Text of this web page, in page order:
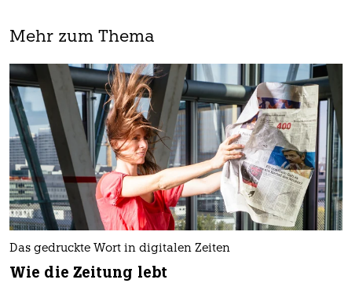
Mehr zum Thema
Das gedruckte Wort in digitalen Zeiten
Wie die Zeitung lebt